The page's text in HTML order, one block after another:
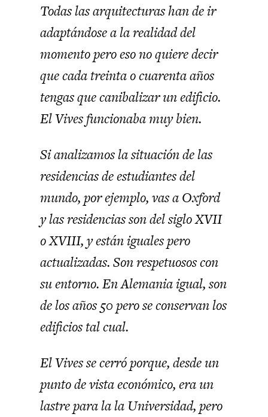
Todas las arquitecturas han de ir
adaptándose a la realidad del
momento pero eso no quiere decir
que cada treinta o cuarenta años
tengas que canibalizar un edificio.
El Vives funcionaba muy bien.
Si analizamos la situación de las
residencias de estudiantes del
mundo, por ejemplo, vas a Oxford
y las residencias son del siglo XVII
o XVIII, y están iguales pero
actualizadas. Son respetuosos con
su entorno. En Alemania igual, son
de los años 50 pero se conservan los
edificios tal cual.
El Vives se cerró porque, desde un
punto de vista económico, era un
lastre para la la Universidad, pero